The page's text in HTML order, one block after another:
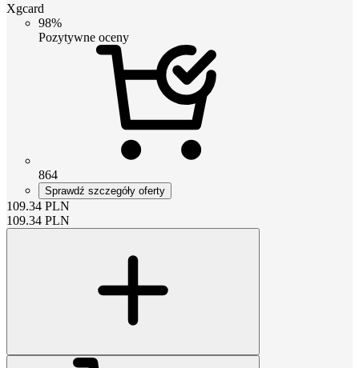
Xgcard
98%
Pozytywne oceny
864
Sprawdź szczegóły oferty
109.34 PLN
109.34 PLN